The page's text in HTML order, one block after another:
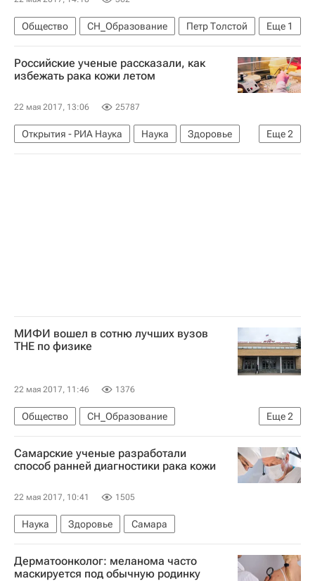
Еще 1
Общество СН_Образование
Петр Толстой
Россия
Российские ученые рассказали, как
избежать рака кожи летом
22 мая 2017, 13:06 25787
Еще2
Открытия - РИА Наука Наука
Здоровье
Москва
Genotek
МИФИ вошел в сотню лучших вузов
THE по физике
22 мая 2017, 11:46 1376
Еще2
Общество
СН_Образование
Национальный исследовательский ядерный университет "МИФИ"
Россия
Самарские ученые разработали
способ ранней диагностики рака кожи
22 мая 2017, 10:41 1505
Наука Здоровье Самара
Дерматоонколог: меланома часто
маскируется под обычную родинку